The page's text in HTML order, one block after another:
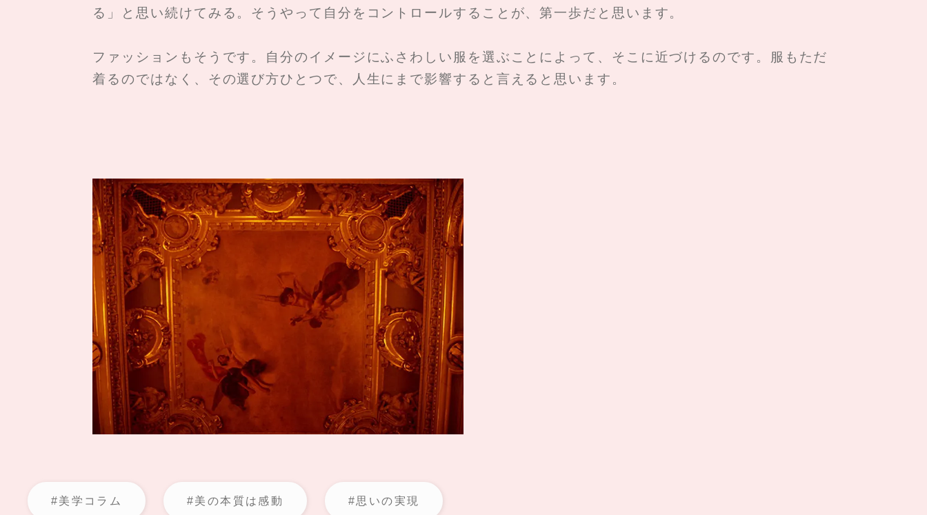
る」と思い続けてみる。そうやって自分をコントロールすることが、第一歩だと思います。
ファッションもそうです。自分のイメージにふさわしい服を選ぶことによって、そこに近づけるのです。服もただ
着るのではなく、その選び方ひとつで、人生にまで影響すると言えると思います。
#美学コラム #美の本質は感動 #思いの実現